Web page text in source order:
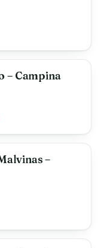
– Campina
–